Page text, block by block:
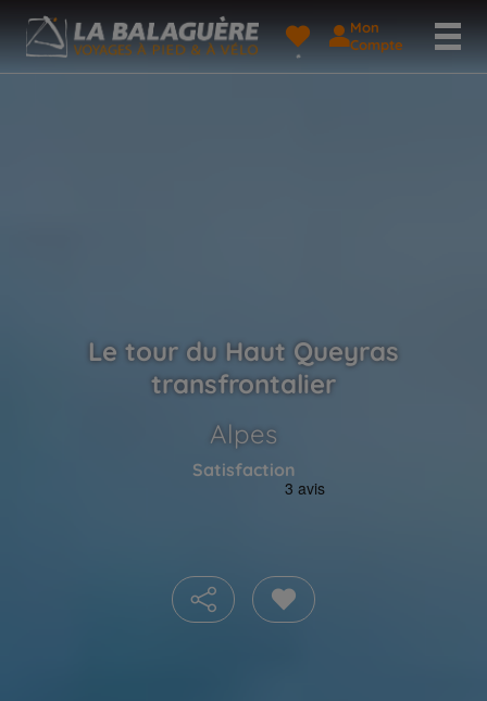
Mon
Compte
Le tour du Haut Queyras
transfrontalier
Alpes
Satisfaction